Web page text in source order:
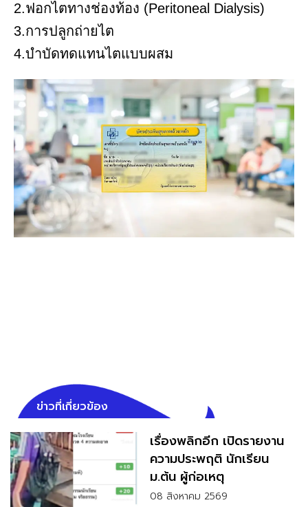
2.ฟอกไตทางช่องท้อง (Peritoneal Dialysis)
3.การปลูกถ่ายไต
4.บำบัดทดแทนไตแบบผสม
ข่าวที่เกี่ยวข้อง
เรื่องพลิกอีก เปิดรายงาน
ความประพฤติ นักเรียน
ม.ต้น ผู้ก่อเหตุ
08 สิงหาคม 2569